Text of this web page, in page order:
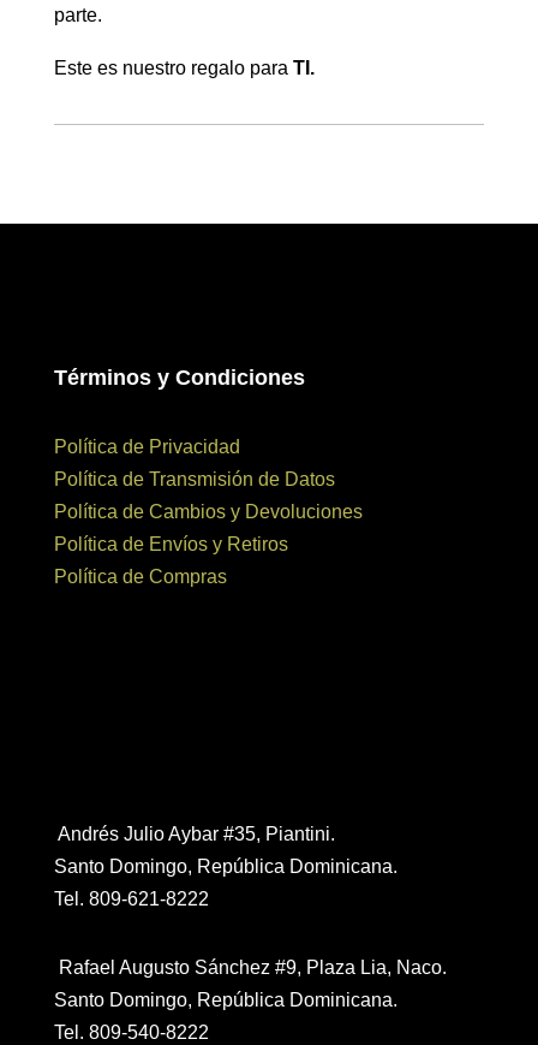
parte.
Este es nuestro regalo para TI.
Términos y Condiciones
Política de Privacidad
Política de Transmisión de Datos
Política de Cambios y Devoluciones
Política de Envíos y Retiros
Política de Compras
Andrés Julio Aybar #35, Piantini.
Santo Domingo, República Dominicana.
Tel. 809-621-8222
Rafael Augusto Sánchez #9, Plaza Lia, Naco.
Santo Domingo, República Dominicana.
Tel. 809-540-8222